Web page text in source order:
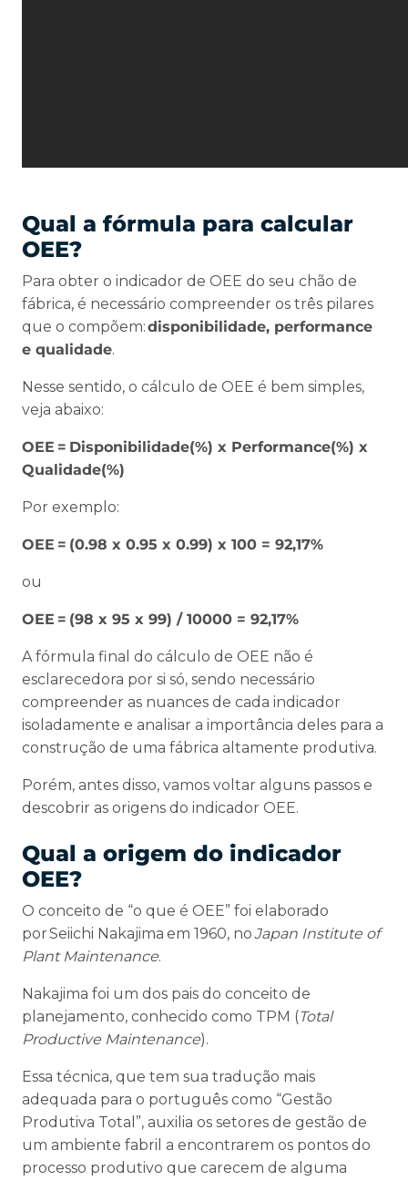
Qual a fórmula para calcular
OEE?
Para obter o indicador de OEE do seu chão de
fábrica, é necessário compreender os três pilares
que o compõem:disponibilidade, performance
e qualidade.
Nesse sentido, o cálculo de OEE é bem simples,
veja abaixo:
OEE = Disponibilidade(%) x Performance(%) x
Qualidade(%)
Por exemplo:
OEE = (0.98 x 0.95 x 0.99) x 100 = 92,17%
ou
OEE = (98 x 95 x 99) / 10000 = 92,17%
A fórmula final do cálculo de OEE não é
esclarecedora por si só, sendo necessário
compreender as nuances de cada indicador
isoladamente e analisar a importância deles para a
construção de uma fábrica altamente produtiva.
Porém, antes disso, vamos voltar alguns passos e
descobrir as origens do indicador OEE.
Qual a origem do indicador
OEE?
O conceito de “o que é OEE” foi elaborado
por Seiichi Nakajima em 1960, noJapan Institute of
Plant Maintenance.
Nakajima foi um dos pais do conceito de
planejamento, conhecido como TPM (Total
Productive Maintenance).
Essa técnica, que tem sua tradução mais
adequada para o português como “Gestão
Produtiva Total”, auxilia os setores de gestão de
um ambiente fabril a encontrarem os pontos do
processo produtivo que carecem de alguma